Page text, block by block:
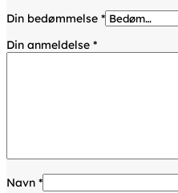
Din bedømmelse *
Din anmeldelse *
Navn *